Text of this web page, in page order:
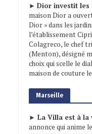
► Dior investit les
maison Dior a
Dior » dans les
l’établissement
Colagreco, le chef
(Menton), désigné
choix qui scelle le
maison de couture
Marseille
► La Villa est à la
annonce qui anime